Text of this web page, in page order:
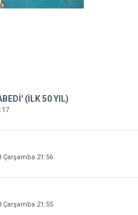
(İLK 50 YIL)
Çarşamba 21:56
Çarşamba 21:55